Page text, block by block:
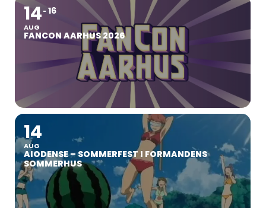
14
AUG
16
FANCON AARHUS 2026
14
AUG
AIODENSE – SOMMERFEST I FORMANDENS
SOMMERHUS